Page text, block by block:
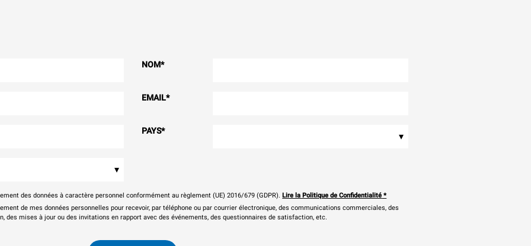
NOM*
EMAIL*
PAYS* ▾
▾
des données à caractère personnel conformément au règlement (UE) 2016/679 (GDPR). Lire la Politique de Confidentialité *
de mes données personnelles pour recevoir, par téléphone ou par courrier électronique, des communications commerciales, des
des mises à jour ou des invitations en rapport avec des événements, des questionnaires de satisfaction, etc.